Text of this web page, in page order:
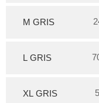
M GRIS
L GRIS
XL GRIS